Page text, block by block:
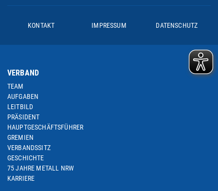
KONTAKT IMPRESSUM DATENSCHUTZ
VERBAND
TEAM
AUFGABEN
LEITBILD
PRÄSIDENT
HAUPTGESCHÄFTSFÜHRER
GREMIEN
VERBANDSSITZ
GESCHICHTE
75 JAHRE METALL NRW
KARRIERE